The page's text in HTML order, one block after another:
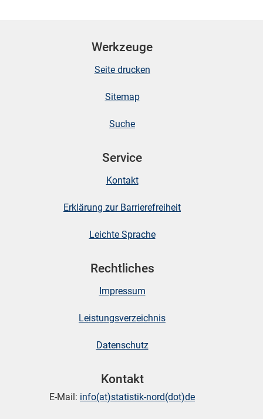
Werkzeuge
Seite drucken
Sitemap
Suche
Service
Kontakt
Erklärung zur Barrierefreiheit
Leichte Sprache
Rechtliches
Impressum
Leistungsverzeichnis
Datenschutz
Kontakt
E-Mail: info(at)statistik-nord(dot)de